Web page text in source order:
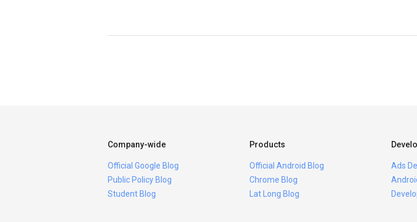
Company-wide
Official Google Blog
Public Policy Blog
Student Blog
Products
Official Android Blog
Chrome Blog
Lat Long Blog
Ads